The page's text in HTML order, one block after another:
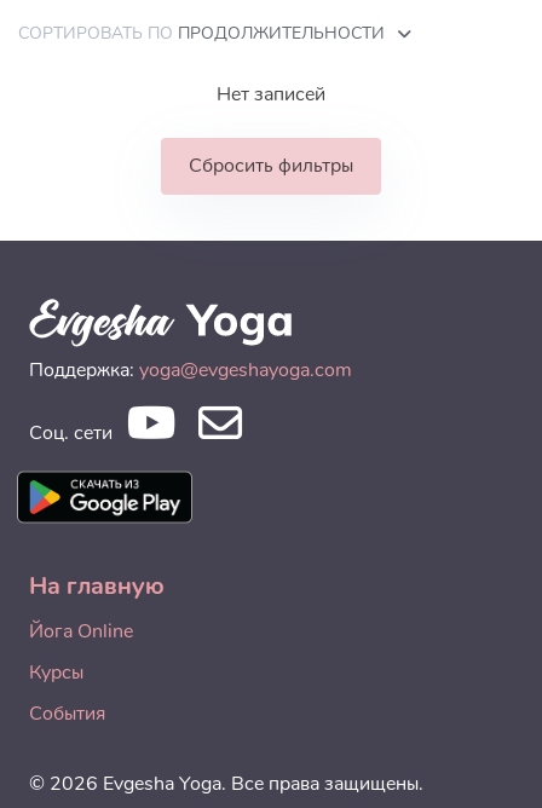
СОРТИРОВАТЬ ПО ПРОДОЛЖИТЕЛЬНОСТИ
Нет записей
Сбросить фильтры
Поддержка: yoga@evgeshayoga.com
Соц. сети
На главную
Йога Online
Курсы
События
© 2026 Evgesha Yoga. Все права защищены.